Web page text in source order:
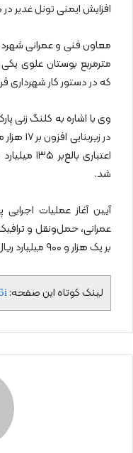
افزایش ایمنی تونل غدیر
مترمربع بوستان علوی
که در دستور کار شهرداری
وی با اشاره به کلنگ زنی
شد.
آیین آغاز عملیات
عمرانی، حمل‌ونقل و
بر یک هزار و ۹۰۰ میلیارد ریال با حضور مدیران شهری برگزار شد.
لینک کوتاه این صفحه: